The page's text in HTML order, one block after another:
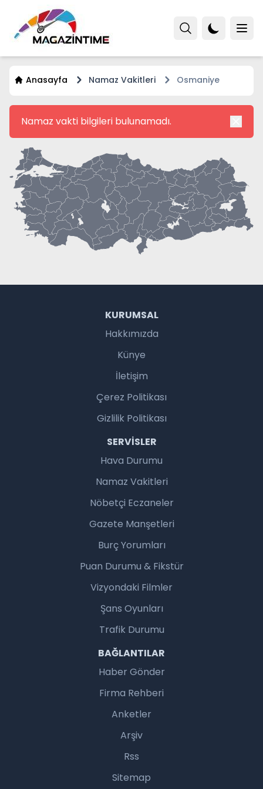
Anasayfa Namaz Vakitleri Osmaniye
Namaz vakti bilgileri bulunamadı.
KURUMSAL
Hakkımızda
Künye
İletişim
Çerez Politikası
Gizlilik Politikası
SERVISLER
Hava Durumu
Namaz Vakitleri
Nöbetçi Eczaneler
Gazete Manşetleri
Burç Yorumları
Puan Durumu & Fikstür
Vizyondaki Filmler
Şans Oyunları
Trafik Durumu
BAĞLANTILAR
Haber Gönder
Firma Rehberi
Anketler
Arşiv
Rss
Sitemap